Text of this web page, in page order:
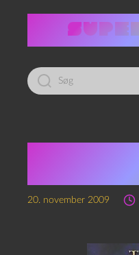
Led
efter:
20. november 2009